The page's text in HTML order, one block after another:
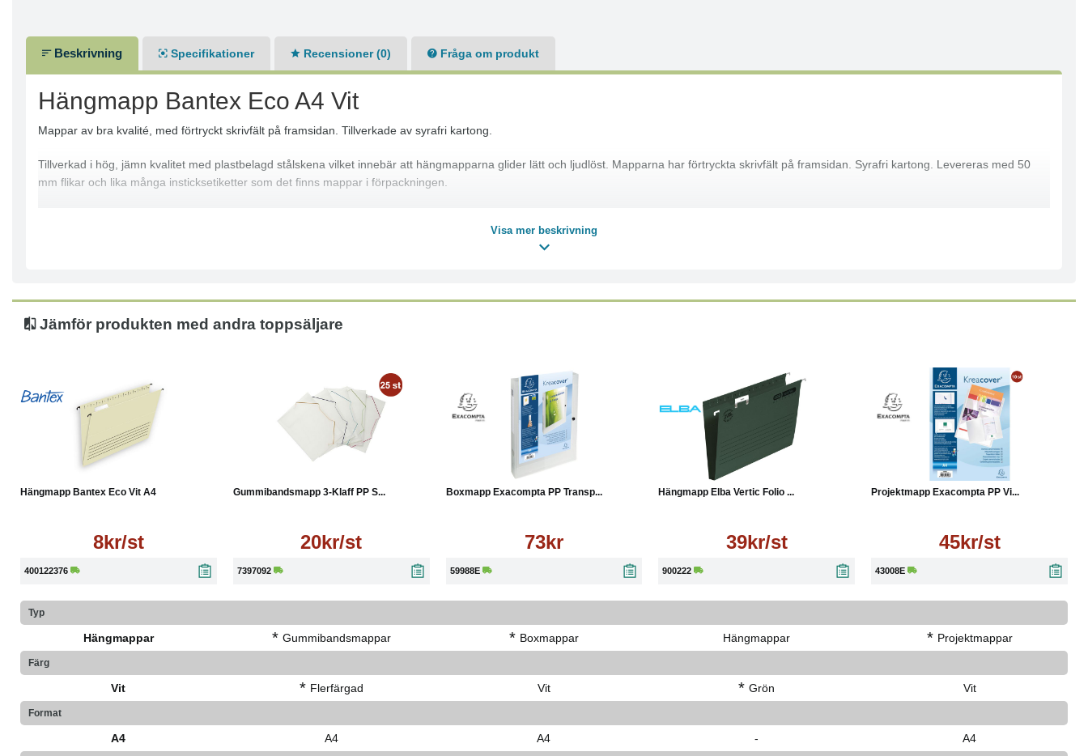
Beskrivning Specifikationer Recensioner (0) Fråga om produkt
Hängmapp Bantex Eco A4 Vit
Mappar av bra kvalité, med förtryckt skrivfält på framsidan. Tillverkade av syrafri kartong.
Tillverkad i hög, jämn kvalitet med plastbelagd stålskena vilket innebär att hängmapparna glider lätt och ljudlöst. Mapparna har förtryckta skrivfält på framsidan. Syrafri kartong. Levereras med 50
mm flikar och lika många insticksetiketter som det finns mappar i förpackningen.
Visa mer beskrivning
Jämför produkten med andra toppsäljare
Hängmapp Bantex Eco Vit A4
8kr/st
400122376
Läs mer
Gummibandsmapp 3-Klaff PP S...
20kr/st
7397092
Läs mer
Boxmapp Exacompta PP Transp...
73kr
59988E
Hängmapp Elba Vertic Folio ...
39kr/st
900222
Läs mer
Projektmapp Exacompta PP Vi...
45kr/st
43008E
Läs mer
Typ
Hängmappar * Gummibandsmappar * Boxmappar Hängmappar * Projektmappar
Färg
Vit * Flerfärgad Vit * Grön Vit
Format
A4 A4 A4 - A4